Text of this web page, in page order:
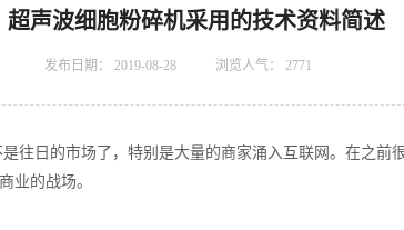
超声波细胞粉碎机采用的技术资料简述
发布日期： 2019-08-28 浏览人气： 2771
日的市场了，特别是大量的商家涌入互联网。在之前
业的战场。